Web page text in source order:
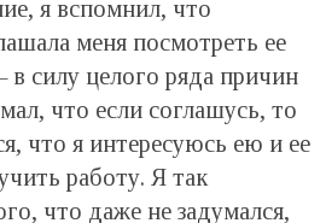
я вспомнил, что
меня посмотреть ее
в силу целого ряда причин
что если соглашусь, то
что я интересуюсь ею и ее
работу. Я так
что даже не задумался,